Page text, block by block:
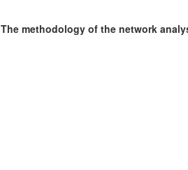
The methodology of the network